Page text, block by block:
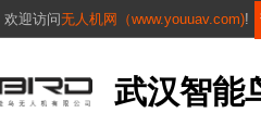
欢迎访问无人机网（www.youuav.com)!
武汉智能